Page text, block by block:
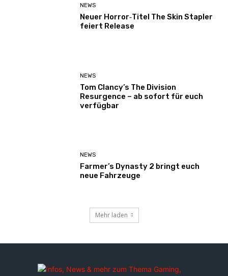
NEWS
Neuer Horror‑Titel The Skin Stapler
feiert Release
NEWS
Tom Clancy’s The Division
Resurgence – ab sofort für euch
verfügbar
NEWS
Farmer’s Dynasty 2 bringt euch
neue Fahrzeuge
Mehr laden